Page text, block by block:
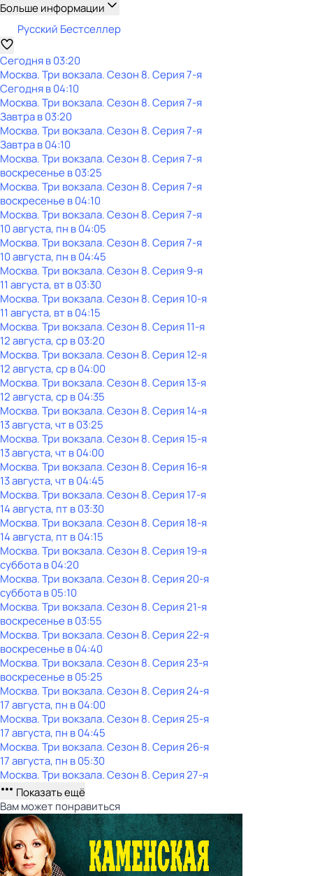
Больше информации
Русский Бестселлер
Сегодня в 03:20
Москва. Три вокзала. Сезон 8. Серия 7-я
Сегодня в 04:10
Москва. Три вокзала. Сезон 8. Серия 7-я
Завтра в 03:20
Москва. Три вокзала. Сезон 8. Серия 7-я
Завтра в 04:10
Москва. Три вокзала. Сезон 8. Серия 7-я
воскресенье в03:25
Москва. Три вокзала. Сезон 8. Серия 7-я
воскресенье в04:10
Москва. Три вокзала. Сезон 8. Серия 7-я
10 августа, пн в 04:05
Москва. Три вокзала. Сезон 8. Серия 7-я
10 августа, пн в 04:45
Москва. Три вокзала. Сезон 8. Серия 9-я
11 августа, вт в 03:30
Москва. Три вокзала. Сезон 8. Серия 10-я
11 августа, вт в 04:15
Москва. Три вокзала. Сезон 8. Серия 11-я
12 августа, ср в 03:20
Москва. Три вокзала. Сезон 8. Серия 12-я
12 августа, ср в 04:00
Москва. Три вокзала. Сезон 8. Серия 13-я
12 августа, ср в 04:35
Москва. Три вокзала. Сезон 8. Серия 14-я
13 августа, чт в 03:25
Москва. Три вокзала. Сезон 8. Серия 15-я
13 августа, чт в 04:00
Москва. Три вокзала. Сезон 8. Серия 16-я
13 августа, чт в 04:45
Москва. Три вокзала. Сезон 8. Серия 17-я
14 августа, пт в 03:30
Москва. Три вокзала. Сезон 8. Серия 18-я
14 августа, пт в 04:15
Москва. Три вокзала. Сезон 8. Серия 19-я
субботав04:20
Москва. Три вокзала. Сезон 8. Серия 20-я
субботав05:10
Москва. Три вокзала. Сезон 8. Серия 21-я
воскресенье в03:55
Москва. Три вокзала. Сезон 8. Серия 22-я
воскресенье в04:40
Москва. Три вокзала. Сезон 8. Серия 23-я
воскресенье в05:25
Москва. Три вокзала. Сезон 8. Серия 24-я
17 августа, пн в 04:00
Москва. Три вокзала. Сезон 8. Серия 25-я
17 августа, пн в 04:45
Москва. Три вокзала. Сезон 8. Серия 26-я
17 августа, пн в 05:30
Москва. Три вокзала. Сезон 8. Серия 27-я
Показать ещё
Вам может понравиться